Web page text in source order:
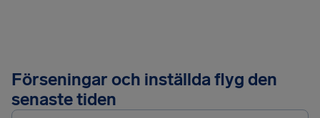
Förseningar och inställda flyg den
senaste tiden